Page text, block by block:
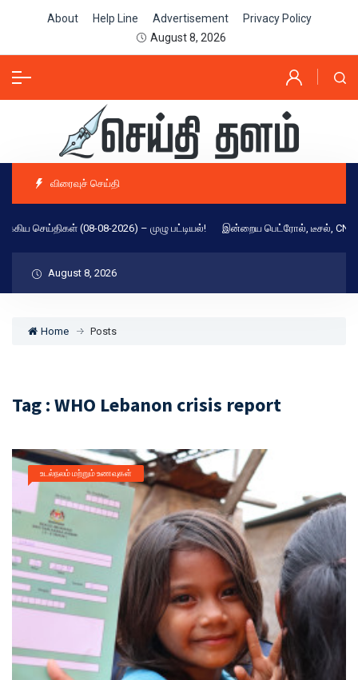
About Help Line Advertisement
Privacy Policy
August 8, 2026
விரைவுச் செய்தி
செய்திகள் (08-08-2026) – முழு பட்டியல்! இன்றைய பெட்ரோல், டீசல், CNG
August 8, 2026
Home Posts
Tag : WHO Lebanon crisis report
உடல்நலம் மற்றும் உணவுகள்